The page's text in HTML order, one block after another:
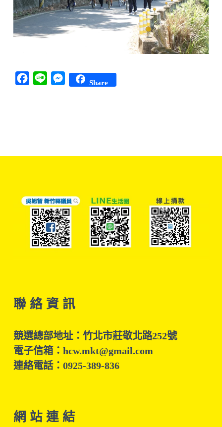
Facebook
Line Messenger
Share
聯 絡 資 訊
競選總部地址：竹北市莊敬北路252號
電子信箱：hcw.mkt@gmail.com
連絡電話：0925-389-836
網 站 連 結